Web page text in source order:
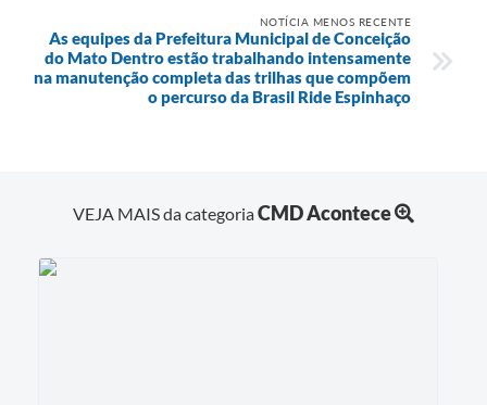
NOTÍCIA MENOS RECENTE
As equipes da Prefeitura Municipal de Conceição
do Mato Dentro estão trabalhando intensamente
na manutenção completa das trilhas que compõem
o percurso da Brasil Ride Espinhaço
VEJA MAIS da categoriaCMD Acontece